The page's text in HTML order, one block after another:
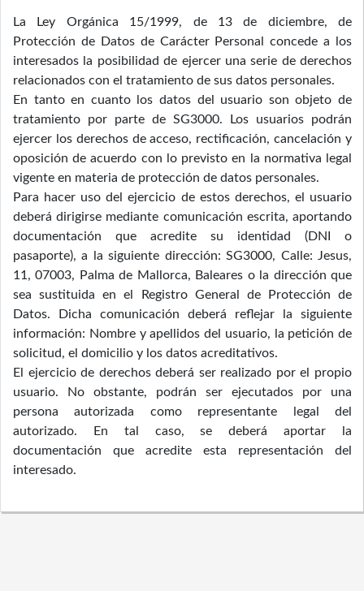
La Ley Orgánica 15/1999, de 13 de diciembre, de
Protección de Datos de Carácter Personal concede a los
interesados la posibilidad de ejercer una serie de derechos
relacionados con el tratamiento de sus datos personales.
En tanto en cuanto los datos del usuario son objeto de
tratamiento por parte de SG3000. Los usuarios podrán
ejercer los derechos de acceso, rectificación, cancelación y
oposición de acuerdo con lo previsto en la normativa legal
vigente en materia de protección de datos personales.
Para hacer uso del ejercicio de estos derechos, el usuario
deberá dirigirse mediante comunicación escrita, aportando
documentación que acredite su identidad (DNI o
pasaporte), a la siguiente dirección: SG3000, Calle: Jesus,
11, 07003, Palma de Mallorca, Baleares o la dirección que
sea sustituida en el Registro General de Protección de
Datos. Dicha comunicación deberá reflejar la siguiente
información: Nombre y apellidos del usuario, la petición de
solicitud, el domicilio y los datos acreditativos.
El ejercicio de derechos deberá ser realizado por el propio
usuario. No obstante, podrán ser ejecutados por una
persona autorizada como representante legal del
autorizado. En tal caso, se deberá aportar la
documentación que acredite esta representación del
interesado.